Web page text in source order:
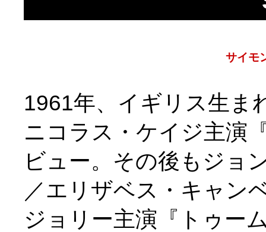
サイモ
1961年、イギリス生ま
ニコラス・ケイジ主演
ビュー。その後もジョ
／エリザベス・キャン
ジョリー主演『トゥー